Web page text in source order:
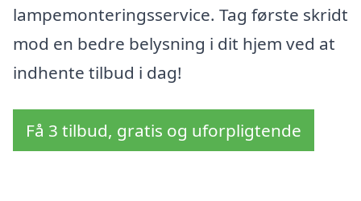
lampemonteringsservice. Tag første skridt
mod en bedre belysning i dit hjem ved at
indhente tilbud i dag!
Få 3 tilbud, gratis og uforpligtende